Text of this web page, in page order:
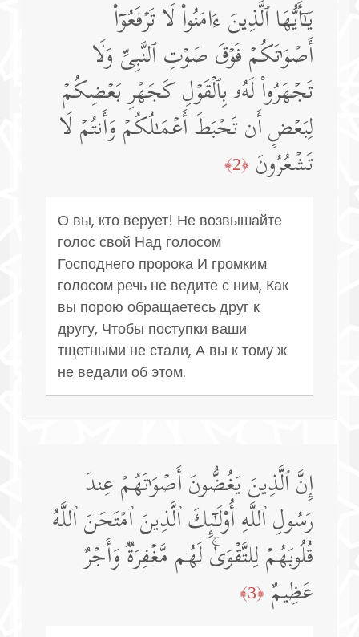
یَـٰۤأَیُّهَا ٱلَّذِینَ ءَامَنُوا۟ لَا تَرۡفَعُوۤا۟
أَصۡوَ ٰ⁠تَكُمۡ فَوۡقَ صَوۡتِ ٱلنَّبِیِّ وَلَا
تَجۡهَرُوا۟ لَهُۥ بِٱلۡقَوۡلِ كَجَهۡرِ بَعۡضِكُمۡ
لِبَعۡضٍ أَن تَحۡبَطَ أَعۡمَـٰلُكُمۡ وَأَنتُمۡ لَا
تَشۡعُرُونَ ﴿2﴾
О вы, кто верует! Не возвышайте
голос свой Над голосом
Господнего пророка И громким
голосом речь не ведите с ним, Как
вы порою обращаетесь друг к
другу, Чтобы поступки ваши
тщетными не стали, А вы к тому ж
не ведали об этом.
إِنَّ ٱلَّذِینَ یَغُضُّونَ أَصۡوَ ٰ⁠تَهُمۡ عِندَ
رَسُولِ ٱللَّهِ أُو۟لَـٰۤىِٕكَ ٱلَّذِینَ ٱمۡتَحَنَ ٱللَّهُ
قُلُوبَهُمۡ لِلتَّقۡوَىٰۚ لَهُم مَّغۡفِرَةࣱ وَأَجۡرٌ
عَظِیمٌ ﴿3﴾